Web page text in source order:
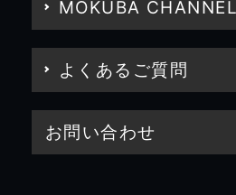
MOKUBA CHANNEL
よくあるご質問
お問い合わせ